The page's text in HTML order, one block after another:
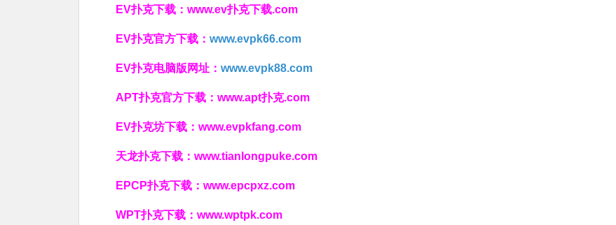
EV扑克下载： www.ev扑克下载.com
EV扑克官方下载： www.evpk66.com
EV扑克电脑版网址： www.evpk88.com
APT扑克官方下载： www.apt扑克.com
EV扑克坊下载： www.evpkfang.com
天龙扑克下载： www.tianlongpuke.com
EPCP扑克下载： www.epcpxz.com
WPT扑克下载： www.wptpk.com